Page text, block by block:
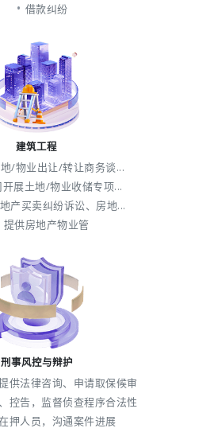
借款纠纷
建筑工程
/物业出让/转让商务谈...
开展土地/物业收储专项...
产买卖纠纷诉讼、房地...
提供房地产物业管
刑事风控与辩护
供法律咨询、申请取保候审
控告，监督侦查程序合法性
押人员，沟通案件进展